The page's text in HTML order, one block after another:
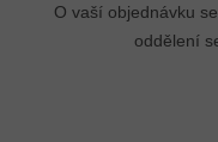
O vaší objednávku
oddělení